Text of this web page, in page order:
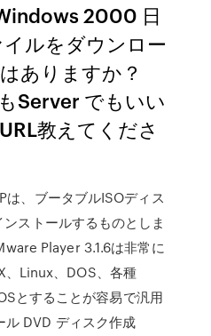
2000 日
ルをダウンロー
ありますか？
Server でもいい
教えてくださ
、ブータブルISOディス
ストールするものとしま
Player 3.1.6は非常に
、Linux、DOS、各種
とすることが容易で汎用
DVD ディスク作成